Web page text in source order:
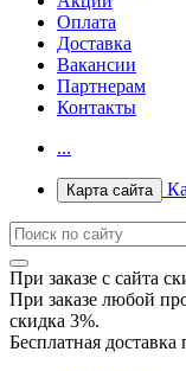
Оплата
Доставка
Вакансии
Партнерам
Контакты
...
Карта сайта
При заказе с сайта
При заказе любой
скидка 3%.
Бесплатная